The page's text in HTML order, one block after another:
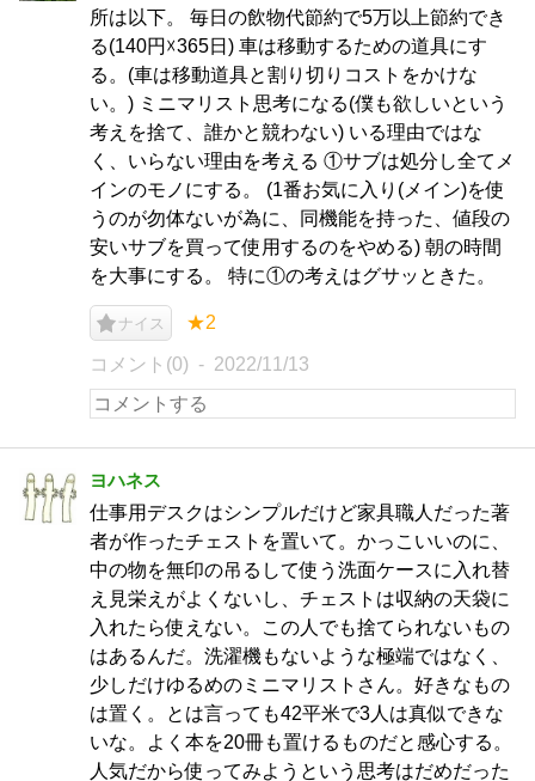
所は以下。 毎日の飲物代節約で5万以上節約でき
る(140円☓365日) 車は移動するための道具にす
る。(車は移動道具と割り切りコストをかけな
い。) ミニマリスト思考になる(僕も欲しいという
考えを捨て、誰かと競わない) いる理由ではな
く、いらない理由を考える ①サブは処分し全てメ
インのモノにする。 (1番お気に入り(メイン)を使
うのが勿体ないが為に、同機能を持った、値段の
安いサブを買って使用するのをやめる) 朝の時間
を大事にする。 特に①の考えはグサッときた。
ナイス ★2
コメント(0) 2022/11/13
ヨハネス
仕事用デスクはシンプルだけど家具職人だった著
者が作ったチェストを置いて。かっこいいのに、
中の物を無印の吊るして使う洗面ケースに入れ替
え見栄えがよくないし、チェストは収納の天袋に
入れたら使えない。この人でも捨てられないもの
はあるんだ。洗濯機もないような極端ではなく、
少しだけゆるめのミニマリストさん。好きなもの
は置く。とは言っても42平米で3人は真似できな
いな。よく本を20冊も置けるものだと感心する。
人気だから使ってみようという思考はだめだった